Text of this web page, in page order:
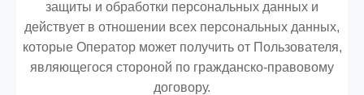
защиты и обработки персональных данных и
действует в отношении всех персональных данных,
которые Оператор может получить от Пользователя,
являющегося стороной по гражданско-правовому
договору.